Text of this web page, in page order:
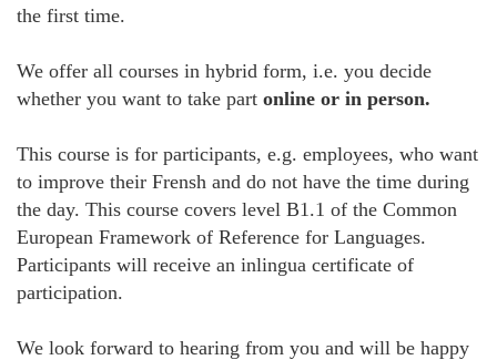
the first time.
We offer all courses in hybrid form, i.e. you decide
whether you want to take part online or in person.
This course is for participants, e.g. employees, who want
to improve their Frensh and do not have the time during
the day. This course covers level B1.1 of the Common
European Framework of Reference for Languages.
Participants will receive an inlingua certificate of
participation.
We look forward to hearing from you and will be happy